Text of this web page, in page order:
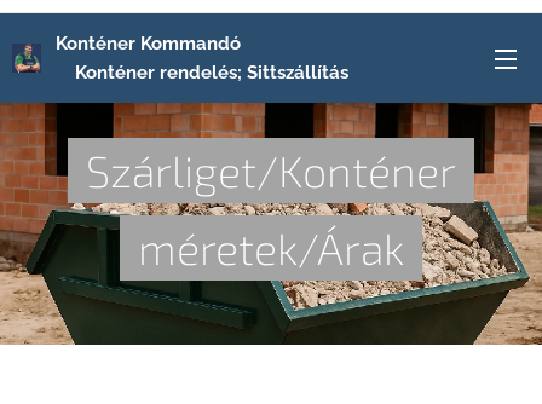
Konténer Kommandó
Konténer rendelés; Sittszállítás
Szárliget/Konténer
méretek/Árak